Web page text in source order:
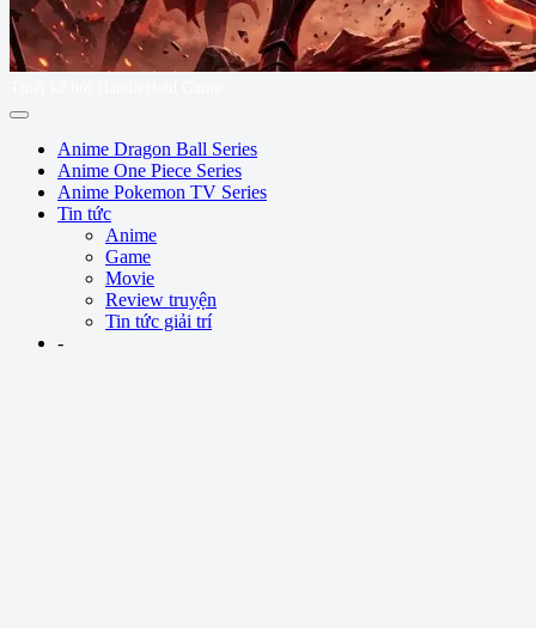
Anime Dragon Ball Series
Anime One Piece Series
Anime Pokemon TV Series
Tin tức
Anime
Game
Movie
Review truyện
Tin tức giải trí
-